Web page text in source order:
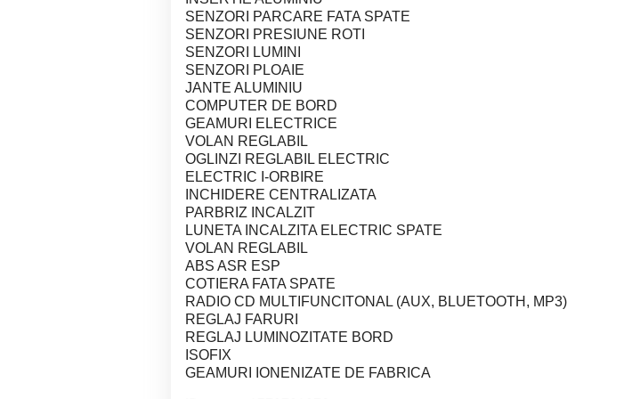
SENZORI PARCARE FATA SPATE
SENZORI PRESIUNE ROTI
SENZORI LUMINI
SENZORI PLOAIE
JANTE ALUMINIU
COMPUTER DE BORD
GEAMURI ELECTRICE
VOLAN REGLABIL
OGLINZI REGLABIL ELECTRIC
ELECTRIC I-ORBIRE
INCHIDERE CENTRALIZATA
PARBRIZ INCALZIT
LUNETA INCALZITA ELECTRIC SPATE
VOLAN REGLABIL
ABS ASR ESP
COTIERA FATA SPATE
RADIO CD MULTIFUNCITONAL (AUX, BLUETOOTH, MP3)
REGLAJ FARURI
REGLAJ LUMINOZITATE BORD
ISOFIX
GEAMURI IONENIZATE DE FABRICA